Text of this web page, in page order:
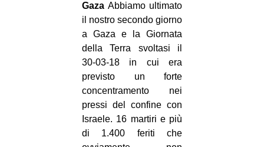
Gaza Abbiamo ultimato
il nostro secondo giorno
a Gaza e la Giornata
della Terra svoltasi il
30-03-18 in cui era
previsto un forte
concentramento nei
pressi del confine con
Israele. 16 martiri e più
di 1.400 feriti che